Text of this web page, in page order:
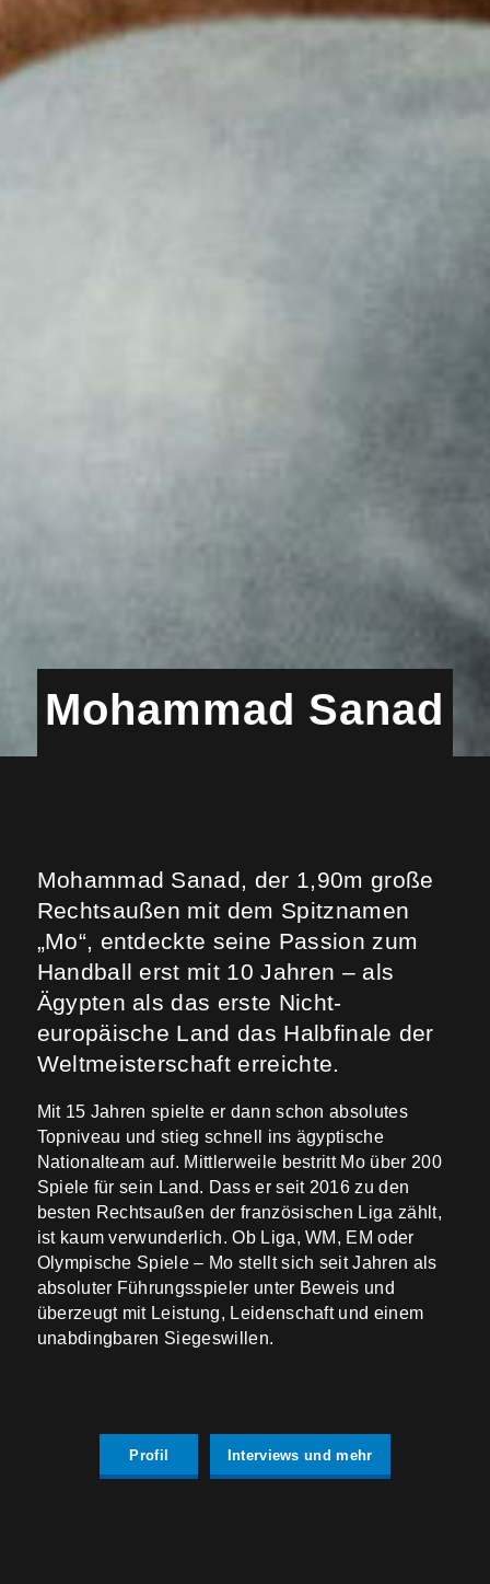
Mohammad Sanad
Mohammad Sanad, der 1,90m große
Rechtsaußen mit dem Spitznamen
„Mo“, entdeckte seine Passion zum
Handball erst mit 10 Jahren – als
Ägypten als das erste Nicht-
europäische Land das Halbfinale der
Weltmeisterschaft erreichte.
Mit 15 Jahren spielte er dann schon absolutes
Topniveau und stieg schnell ins ägyptische
Nationalteam auf. Mittlerweile bestritt Mo über 200
Spiele für sein Land. Dass er seit 2016 zu den
besten Rechtsaußen der französischen Liga zählt,
ist kaum verwunderlich. Ob Liga, WM, EM oder
Olympische Spiele – Mo stellt sich seit Jahren als
absoluter Führungsspieler unter Beweis und
überzeugt mit Leistung, Leidenschaft und einem
unabdingbaren Siegeswillen.
Profil Interviews und mehr